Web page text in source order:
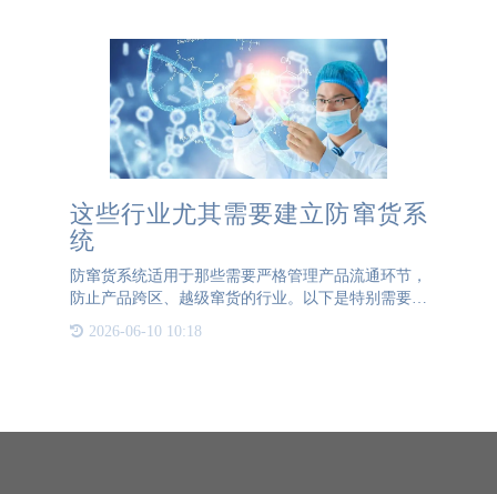
这些行业尤其需要建立防窜货系
统
防窜货系统适用于那些需要严格管理产品流通环节，
防止产品跨区、越级窜货的行业。以下是特别需要防
窜货的一些行业： 1. 药品行业：药品的质量和安全
性直接关系到人们的生命健康，因此药品行业对药品
2026-06-10 10:18